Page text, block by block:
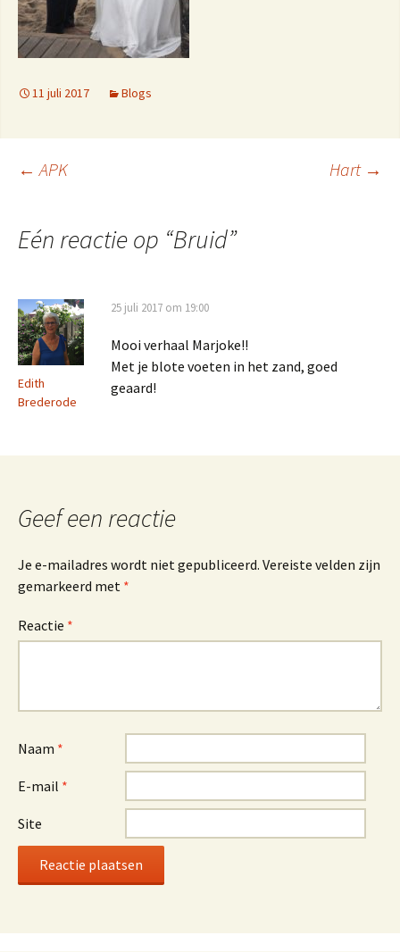
11 juli 2017 Blogs
Berichtnavigatie
← APK Hart →
Eén reactie op “Bruid”
Edith
Brederode
25 juli 2017 om 19:00
Mooi verhaal Marjoke!!
Met je blote voeten in het zand, goed
geaard!
Geef een reactie
Je e-mailadres wordt niet gepubliceerd. Vereiste velden zijn
gemarkeerd met *
Reactie *
Naam *
E-mail *
Site